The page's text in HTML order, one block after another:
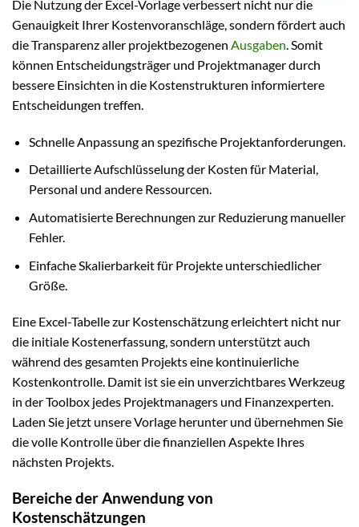
Die Nutzung der Excel-Vorlage verbessert nicht nur die
Genauigkeit Ihrer Kostenvoranschläge, sondern fördert auch
die Transparenz aller projektbezogenen Ausgaben. Somit
können Entscheidungsträger und Projektmanager durch
bessere Einsichten in die Kostenstrukturen informiertere
Entscheidungen treffen.
Schnelle Anpassung an spezifische Projektanforderungen.
Detaillierte Aufschlüsselung der Kosten für Material,
Personal und andere Ressourcen.
Automatisierte Berechnungen zur Reduzierung manueller
Fehler.
Einfache Skalierbarkeit für Projekte unterschiedlicher
Größe.
Eine Excel-Tabelle zur Kostenschätzung erleichtert nicht nur
die initiale Kostenerfassung, sondern unterstützt auch
während des gesamten Projekts eine kontinuierliche
Kostenkontrolle. Damit ist sie ein unverzichtbares Werkzeug
in der Toolbox jedes Projektmanagers und Finanzexperten.
Laden Sie jetzt unsere Vorlage herunter und übernehmen Sie
die volle Kontrolle über die finanziellen Aspekte Ihres
nächsten Projekts.
Bereiche der Anwendung von
Kostenschätzungen